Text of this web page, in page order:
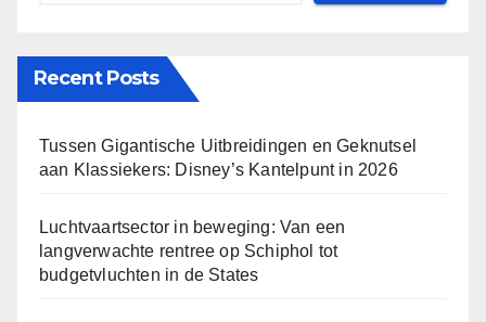
Recent Posts
Tussen Gigantische Uitbreidingen en Geknutsel
aan Klassiekers: Disney’s Kantelpunt in 2026
Luchtvaartsector in beweging: Van een
langverwachte rentree op Schiphol tot
budgetvluchten in de States